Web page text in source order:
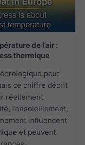
de l’air :
thermique
peut
ce chiffre décrit
réellement
l’ensoleillement,
influencent
et peuvent